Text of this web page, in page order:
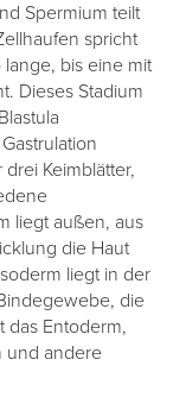
Spermium teilt
spricht
bis eine mit
Dieses Stadium
Keimblätter,
liegt außen, aus
die Haut
liegt in der
die
das Entoderm,
und andere